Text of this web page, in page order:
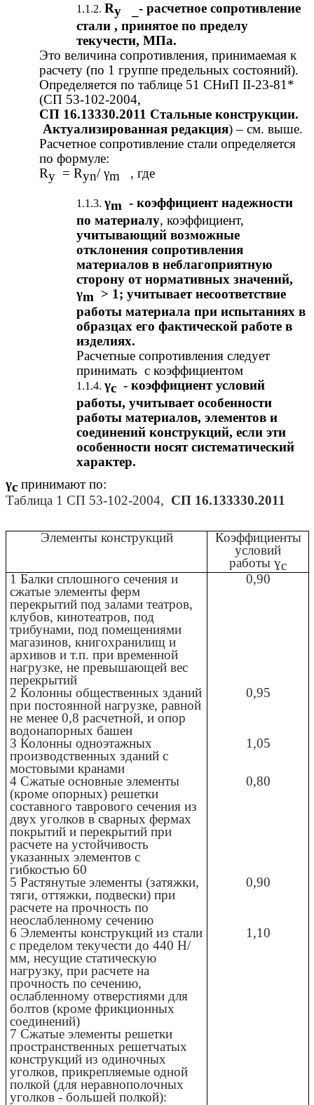
Rу _- расчетное сопротивление
стали , принятое по пределу
текучести, МПа.
Это величина сопротивления, принимаемая к
расчету (по 1 группе предельных состояний).
Определяется по таблице 51 СНиП II-23-81*
(СП 53-102-2004,
СП 16.13330.2011 Стальные конструкции.
Актуализированная редакция) – см. выше.
Расчетное сопротивление стали определяется
по формуле:
Rу = Rуn/ γm , где
γm- коэффициент надежности
по материалу, коэффициент,
учитывающий возможные
отклонения сопротивления
материалов в неблагоприятную
сторону от нормативных значений,
γm > 1; учитывает несоответствие
работы материала при испытаниях в
образцах его фактической работе в
изделиях.
Расчетные сопротивления следует
принимать с коэффициентом
γс - коэффициент условий
работы, учитывает особенности
работы материалов, элементов и
соединений конструкций, если эти
особенности носят систематический
характер.
γс принимают по:
Таблица 1 СП 53-102-2004, СП 16.133330.2011
Элементы конструкций
Коэффициенты
условий
работы ɣс
1 Балки сплошного сечения и
сжатые элементы ферм
перекрытий под залами театров,
клубов, кинотеатров, под
трибунами, под помещениями
магазинов, книгохранилищ и
архивов и т.п. при временной
нагрузке, не превышающей вес
перекрытий
0,90
2 Колонны общественных зданий
при постоянной нагрузке, равной
не менее 0,8 расчетной, и опор
водонапорных башен
0,95
3 Колонны одноэтажных
производственных зданий с
мостовыми кранами
1,05
4 Сжатые основные элементы
(кроме опорных) решетки
составного таврового сечения из
двух уголков в сварных фермах
покрытий и перекрытий при
расчете на устойчивость
указанных элементов с
гибкостью 60
0,80
5 Растянутые элементы (затяжки,
тяги, оттяжки, подвески) при
расчете на прочность по
неослабленному сечению
0,90
6 Элементы конструкций из стали
с пределом текучести до 440 Н/
мм, несущие статическую
нагрузку, при расчете на
прочность по сечению,
ослабленному отверстиями для
болтов (кроме фрикционных
соединений)
1,10
7 Сжатые элементы решетки
пространственных решетчатых
конструкций из одиночных
уголков, прикрепляемые одной
полкой (для неравнополочных
уголков - большей полкой):